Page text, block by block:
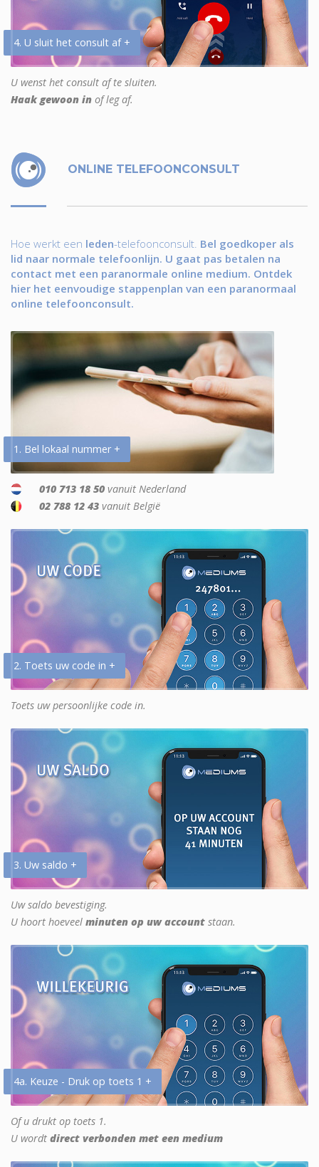
4. U sluit het consult af +
U wenst het consult af te sluiten.
Haak gewoon in of leg af.
ONLINE TELEFOONCONSULT
Hoe werkt een leden-telefoonconsult. Bel goedkoper als
lid naar normale telefoonlijn. U gaat pas betalen na
contact met een paranormale online medium. Ontdek
hier het eenvoudige stappenplan van een paranormaal
online telefoonconsult.
1. Bel lokaal nummer +
010 713 18 50 vanuit Nederland
02 788 12 43 vanuit België
2. Toets uw code in +
Toets uw persoonlijke code in.
3. Uw saldo +
Uw saldo bevestiging.
U hoort hoeveel minuten op uw account staan.
4a. Keuze - Druk op toets 1 +
Of u drukt op toets 1.
U wordt direct verbonden met een medium